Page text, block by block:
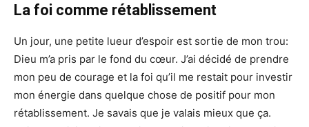
La foi comme rétablissement
Un jour, une petite lueur d’espoir est sortie de mon trou:
Dieu m’a pris par le fond du cœur. J’ai décidé de prendre
mon peu de courage et la foi qu’il me restait pour investir
mon énergie dans quelque chose de positif pour mon
rétablissement. Je savais que je valais mieux que ça.